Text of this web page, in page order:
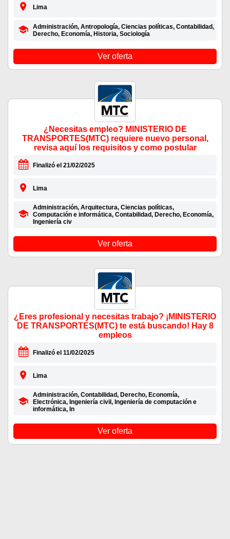
Lima
Administración, Antropología, Ciencias políticas, Contabilidad,
Derecho, Economía, Historia, Sociología
Ver oferta
¿Necesitas empleo? MINISTERIO DE
TRANSPORTES(MTC) requiere nuevo personal,
revisa aquí los requisitos y como postular
Finalizó el 21/02/2025
Lima
Administración, Arquitectura, Ciencias políticas,
Computación e informática, Contabilidad, Derecho, Economía,
Ingeniería civ
Ver oferta
¿Eres profesional y necesitas trabajo? ¡MINISTERIO
DE TRANSPORTES(MTC) te está buscando! Hay 8
empleos
Finalizó el 11/02/2025
Lima
Administración, Contabilidad, Derecho, Economía,
Electrónica, Ingeniería civil, Ingeniería de computación e
informática, In
Ver oferta